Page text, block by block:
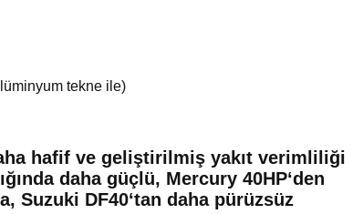
tekne ile)
hafif ve geliştirilmiş yakıt verimliliği
daha güçlü, Mercury 40HP‘den
Suzuki DF40‘tan daha pürüzsüz